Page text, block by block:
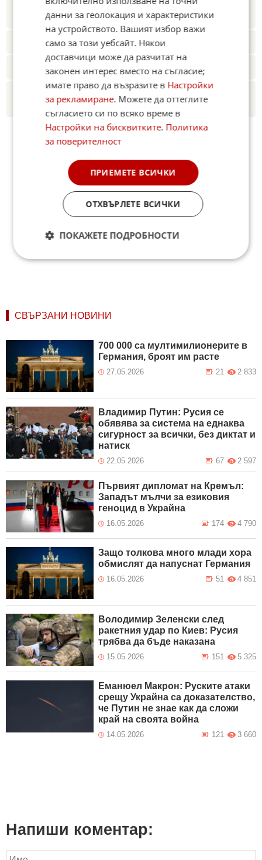
Новините на Fakti.bg – въвFacebook,
Instagram,YouTube,канал Viber,X
Четете ни и в Google News Showcase
Абонамент за Факти.БГ в Google Alerts
Добавете Факти.БГ като предпочитан
източник в Google
СВЪРЗАНИ НОВИНИ
700 000 са мултимилионерите в
Германия, броят им расте
27.05.2026 2 833
21
Владимир Путин: Русия се
обявява за система на еднаква
сигурност за всички, без диктат и
натиск
22.05.2026 2 597
67
Първият дипломат на Кремъл:
Западът мълчи за езиковия
геноцид в Украйна
16.05.2026 4 790
174
Защо толкова много млади хора
обмислят да напуснат Германия
16.05.2026 4 851
51
Володимир Зеленски след
ракетния удар по Киев: Русия
трябва да бъде наказана
15.05.2026 5 325
151
Еманюел Макрон: Руските атаки
срещу Украйна са доказателство,
че Путин не знае как да сложи
край на своята война
14.05.2026 3 660
121
Напиши коментар:
данни за геолокация и характеристики
на устройството. Вашият избор важи
само за този уебсайт. Някои
доставчици може да разчитат на
законен интерес вместо на съгласие;
имате право да възразите в Настройки
за рекламиране. Можете да оттеглите
съгласието си по всяко време в
Настройки на бисквитките. Политика
за поверителност
ПРИЕМЕТЕ ВСИЧКИ
ОТХВЪРЛЕТЕ ВСИЧКИ
ПОКАЖЕТЕ ПОДРОБНОСТИ